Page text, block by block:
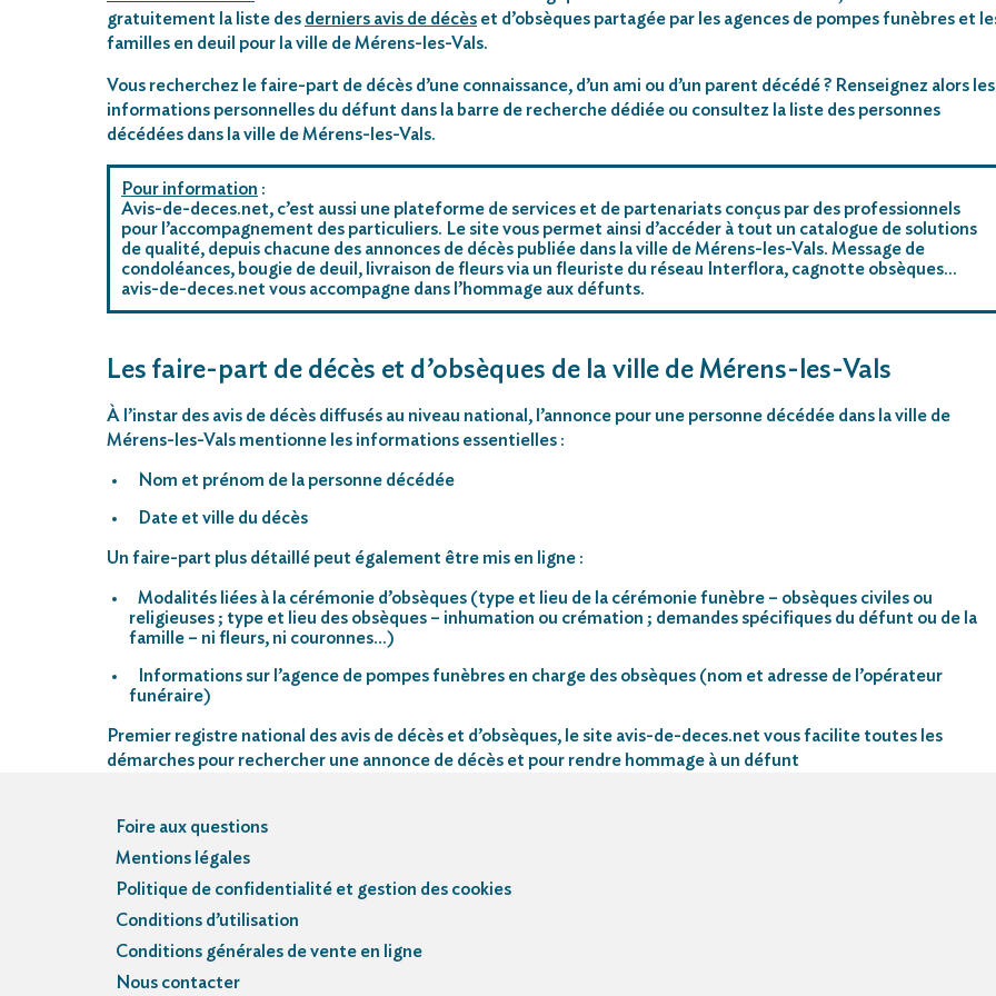
gratuitement la liste des derniers avis de décès et d’obsèques partagée par les agences de pompes funèbres et
familles en deuil pour la ville de Mérens-les-Vals.
Vous recherchez le faire-part de décès d’une connaissance, d’un ami ou d’un parent décédé ? Renseignez alors les
informations personnelles du défunt dans la barre de recherche dédiée ou consultez la liste des personnes
décédées dans la ville de Mérens-les-Vals.
Pour information :
Avis-de-deces.net, c’est aussi une plateforme de services et de partenariats conçus par des professionnels
pour l’accompagnement des particuliers. Le site vous permet ainsi d’accéder à tout un catalogue de solutions
de qualité, depuis chacune des annonces de décès publiée dans la ville de Mérens-les-Vals. Message de
condoléances, bougie de deuil, livraison de fleurs via un fleuriste du réseau Interflora, cagnotte obsèques…
avis-de-deces.net vous accompagne dans l’hommage aux défunts.
Les faire-part de décès et d’obsèques de la ville de Mérens-les-Vals
À l’instar des avis de décès diffusés au niveau national, l’annonce pour une personne décédée dans la ville de
Mérens-les-Vals mentionne les informations essentielles :
Nom et prénom de la personne décédée
Date et ville du décès
Un faire-part plus détaillé peut également être mis en ligne :
Modalités liées à la cérémonie d’obsèques (type et lieu de la cérémonie funèbre – obsèques civiles ou
religieuses ; type et lieu des obsèques – inhumation ou crémation ; demandes spécifiques du défunt ou de la
famille – ni fleurs, ni couronnes…)
Informations sur l’agence de pompes funèbres en charge des obsèques (nom et adresse de l’opérateur
funéraire)
Premier registre national des avis de décès et d’obsèques, le site avis-de-deces.net vous facilite toutes les
démarches pour rechercher une annonce de décès et pour rendre hommage à un défunt
Foire aux questions
Mentions légales
Politique de confidentialité et gestion des cookies
Conditions d’utilisation
Conditions générales de vente en ligne
Nous contacter